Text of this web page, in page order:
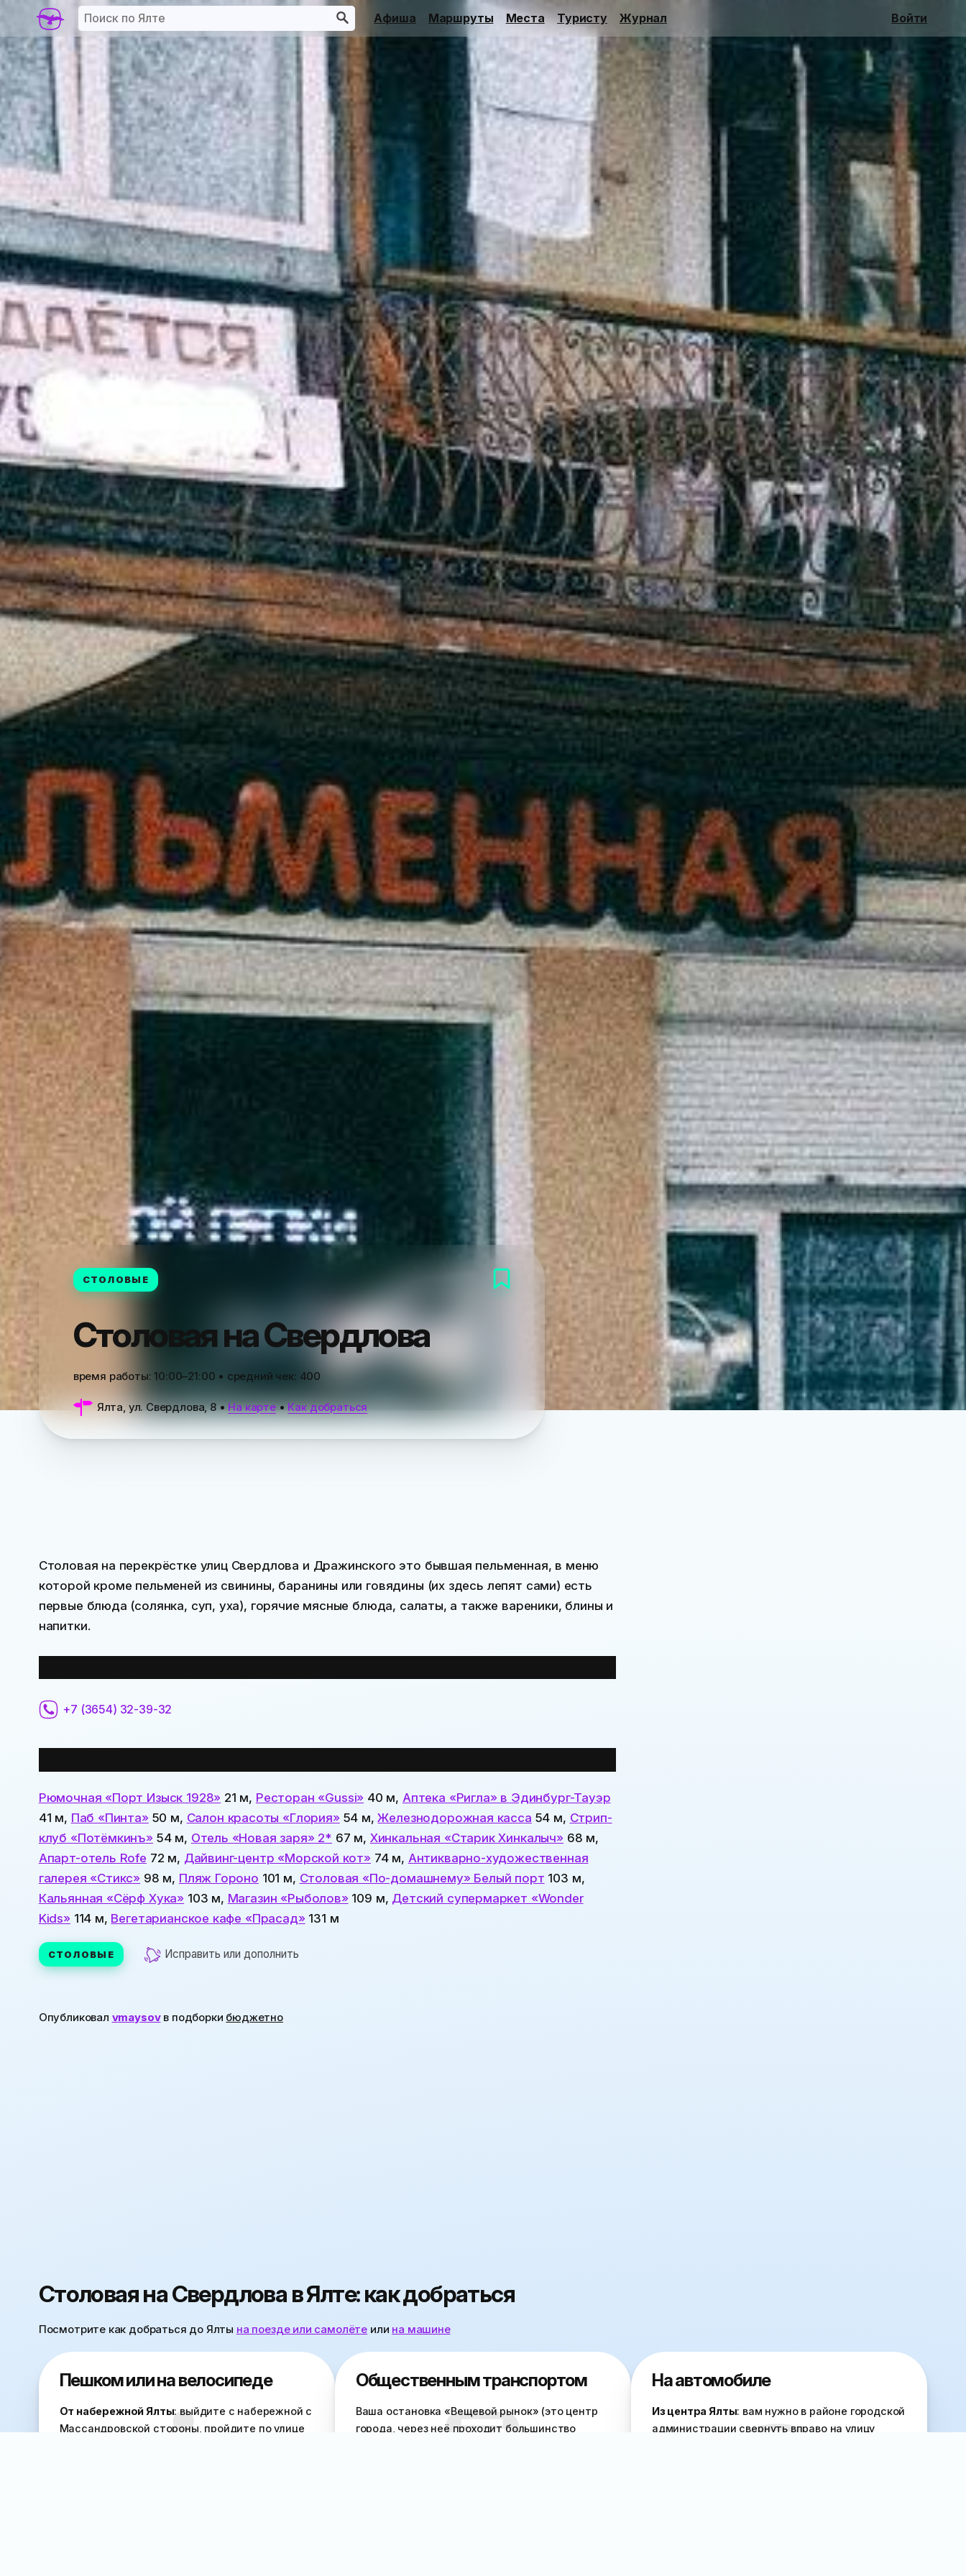
Афиша Маршруты Места Туристу Журнал Войти
СТОЛОВЫЕ
Столовая на Свердлова
время работы:10:00–21:00 • средний чек: 400
Ялта, ул. Свердлова, 8•На карте•Как добраться
Столовая на перекрёстке улиц Свердлова и Дражинского это бывшая пельменная, в меню
которой кроме пельменей из свинины, баранины или говядины (их здесь лепят сами) есть
первые блюда (солянка, суп, уха), горячие мясные блюда, салаты, а также вареники, блины и
напитки.
+7 (3654) 32-39-32
Рюмочная «Порт Изыск 1928» 21 м, Ресторан «Gussi» 40 м, Аптека «Ригла» в Эдинбург-Тауэр
41 м, Паб «Пинта»50 м, Салон красоты «Глория»54 м,Железнодорожная касса 54 м, Стрип-
клуб «Потёмкинъ»54 м, Отель «Новая заря» 2* 67 м, Хинкальная «Старик Хинкалыч»68 м,
Апарт-отель Rofe 72 м, Дайвинг-центр «Морской кот»74 м, Антикварно-художественная
галерея «Стикс» 98 м, Пляж Гороно 101 м, Столовая «По-домашнему» Белый порт 103 м,
Кальянная «Сёрф Хука» 103 м, Магазин «Рыболов»109 м, Детский супермаркет «Wonder
Kids»114 м, Вегетарианское кафе «Прасад»131 м
СТОЛОВЫЕ Исправить или дополнить
Опубликовал vmaysovв подборки бюджетно
Столовая на Свердлова в Ялте: как добраться
Посмотрите как добраться до Ялты на поезде или самолёте или на машине
Пешком или на велосипеде
От набережной Ялты: выйдите с набережной с
Массандровской стороны, пройдите по улице
Общественным транспортом
Ваша остановка «Вещевой рынок» (это центр
города, через неё проходит большинство
На автомобиле
Из центра Ялты: вам нужно в районе городской
администрации свернуть вправо на улицу